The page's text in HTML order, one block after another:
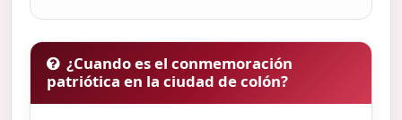
¿Cuando es el conmemoración
patriótica en la ciudad de colón?